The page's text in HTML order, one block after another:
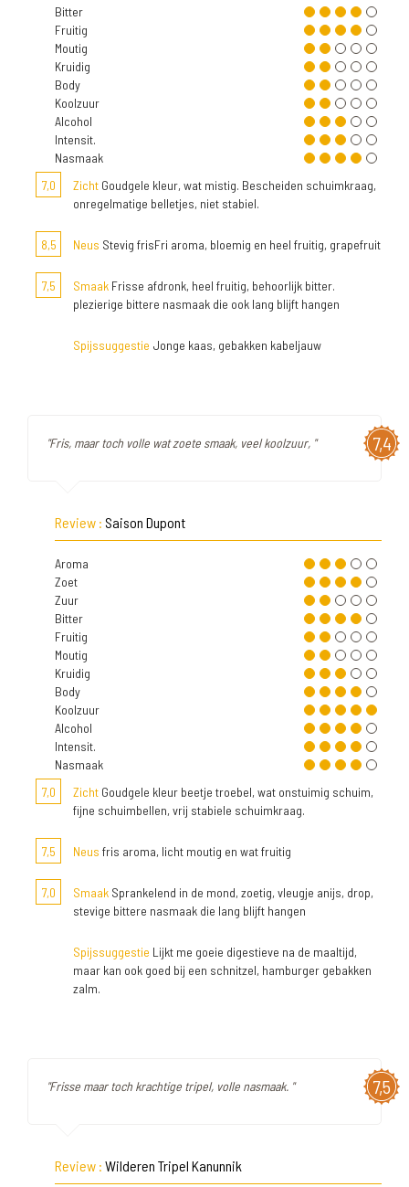
Bitter
Fruitig
Moutig
Kruidig
Body
Koolzuur
Alcohol
Intensit.
Nasmaak
7,0
Zicht Goudgele kleur, wat mistig. Bescheiden schuimkraag,
onregelmatige belletjes, niet stabiel.
8,5 Neus Stevig frisFri aroma, bloemig en heel fruitig, grapefruit
7,5 Smaak Frisse afdronk, heel fruitig, behoorlijk bitter.
plezierige bittere nasmaak die ook lang blijft hangen
Spijssuggestie Jonge kaas, gebakken kabeljauw
7,4
"Fris, maar toch volle wat zoete smaak, veel koolzuur, "
Review : Saison Dupont
Aroma
Zoet
Zuur
Bitter
Fruitig
Moutig
Kruidig
Body
Koolzuur
Alcohol
Intensit.
Nasmaak
7,0
Zicht Goudgele kleur beetje troebel, wat onstuimig schuim,
fijne schuimbellen, vrij stabiele schuimkraag.
7,5 Neus fris aroma, licht moutig en wat fruitig
7,0 Smaak Sprankelend in de mond, zoetig, vleugje anijs, drop,
stevige bittere nasmaak die lang blijft hangen
Spijssuggestie Lijkt me goeie digestieve na de maaltijd,
maar kan ook goed bij een schnitzel, hamburger gebakken
zalm.
7,5
"Frisse maar toch krachtige tripel, volle nasmaak. "
Review : Wilderen Tripel Kanunnik